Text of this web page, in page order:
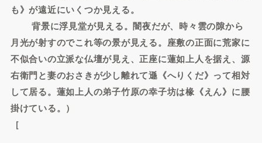
も》が遠近にいくつか見える。
背景に浮見堂が見える。闇夜だが、時々雲の隙から
月光が射すのでこれ等の景が見える。座敷の正面に荒家に
不似合いの立派な仏壇が見え、正座に蓮如上人を据え、源
右衛門と妻のおさきが少し離れて遜《へりくだ》って相対
して居る。蓮如上人の弟子竹原の幸子坊は椽《えん》に腰
掛けている。）
［